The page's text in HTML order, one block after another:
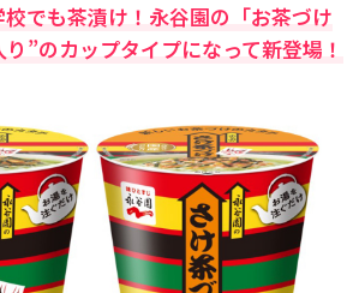
でも茶漬け！永谷園の「お茶づけ
”のカップタイプになって新登場！